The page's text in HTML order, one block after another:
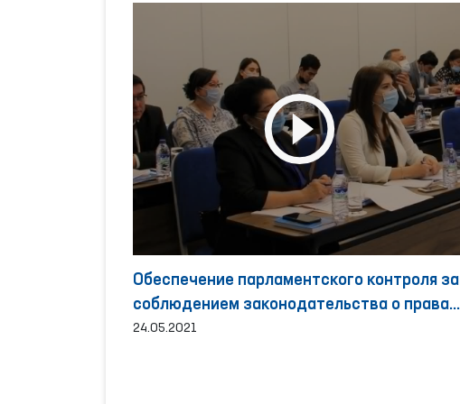
Обеспечение парламентского контроля за
соблюдением законодательства о правах
человека
24.05.2021